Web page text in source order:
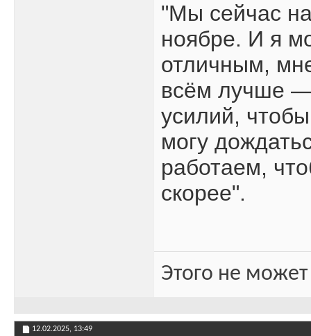
"Мы сейчас
ноябре. И я
отличным,
всём лучше —
усилий,
могу
работаем,
скорее".
Этого не
12.02.2025, 13:49